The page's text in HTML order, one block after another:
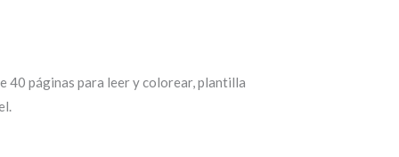
40 páginas para leer y colorear, plantilla